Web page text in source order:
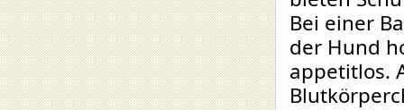
Bei einer
der Hund
appetitlos.